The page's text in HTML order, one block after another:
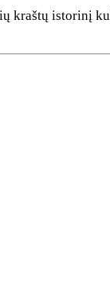
kraštų istorinį